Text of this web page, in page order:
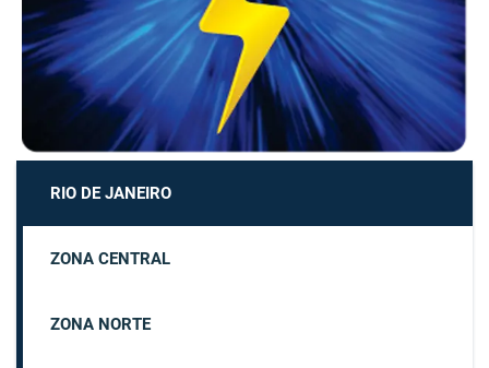
RIO DE JANEIRO
ZONA CENTRAL
ZONA NORTE